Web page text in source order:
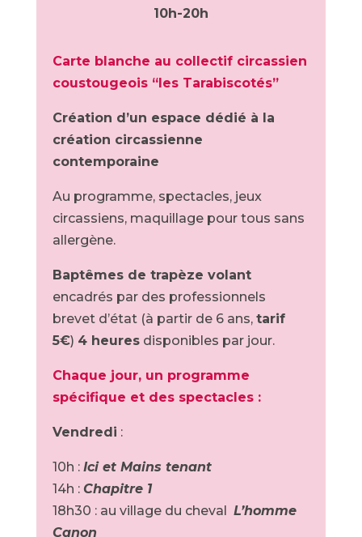
10h-20h
Carte blanche au collectif circassien
coustougeois “les Tarabiscotés”
Création d’un espace dédié à la
création circassienne
contemporaine
Au programme, spectacles, jeux
circassiens, maquillage pour tous sans
allergène.
Baptêmes de trapèze volant
encadrés par des professionnels
brevet d’état (à partir de 6 ans, tarif
5€) 4 heuresdisponibles par jour.
Chaque jour, un programme
spécifique et des spectacles :
Vendredi :
10h : Ici et Mains tenant
14h : Chapitre 1
18h30 : au village du cheval L’homme
Canon